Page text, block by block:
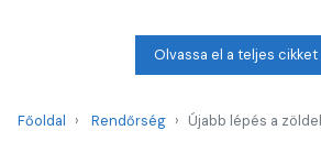
Olvassa el a teljes cikket
Főoldal Rendőrség Újabb lépés a